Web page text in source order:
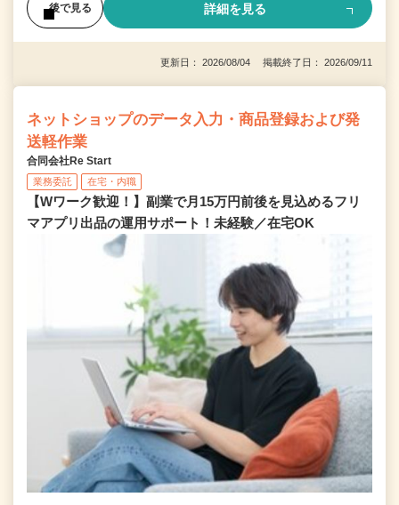
後で見る 詳細を見る
更新日： 2026/08/04 掲載終了日： 2026/09/11
ネットショップのデータ入力・商品登録および発
送軽作業
合同会社Re Start
業務委託 在宅・内職
【Wワーク歓迎！】副業で月15万円前後を見込めるフリ
マアプリ出品の運用サポート！未経験／在宅OK